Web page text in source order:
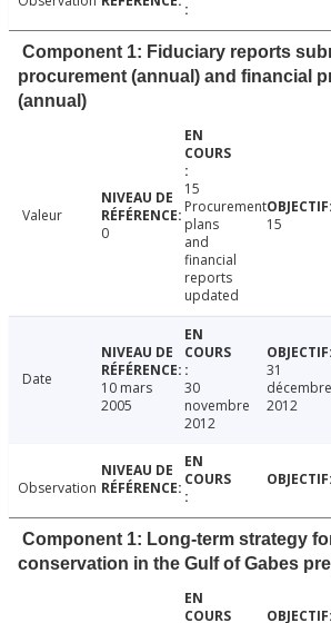
Component 1: Fiduciary reports
procurement (annual) and financial
(annual)
Valeur
0
15
Procurement
plans
and
financial
reports
updated
15
Date
10 mars
2005
30
novembre
2012
31
décembre
2012
Observation
Component 1: Long-term strategy
conservation in the Gulf of Gabes